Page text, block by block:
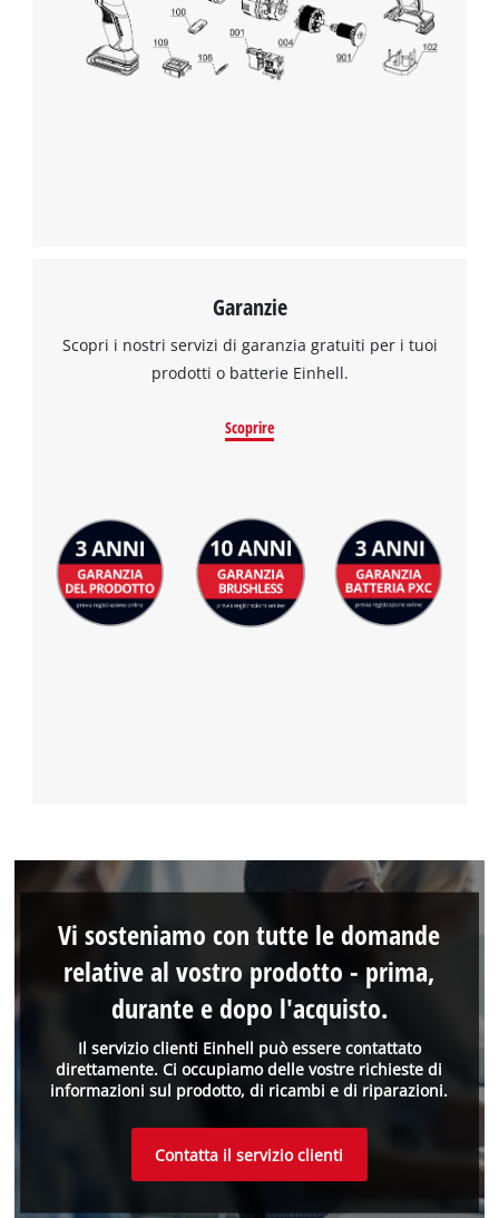
Abbiamo bisogno del vostro permesso
per caricare Google Maps!
Garanzie
Scopri i nostri servizi di garanzia gratuiti per i tuoi
prodotti o batterie Einhell.
Scoprire
Il servizio clienti Einhell può essere contattato
direttamente. Ci occupiamo delle vostre richieste di
informazioni sul prodotto, di ricambi e di riparazioni.
Vi sosteniamo con tutte le domande
relative al vostro prodotto - prima,
durante e dopo l'acquisto.
Contatta il servizio clienti